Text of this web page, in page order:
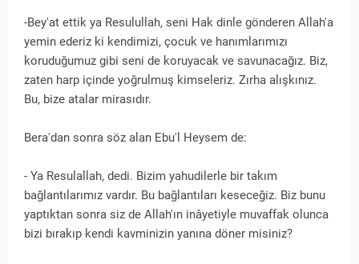
-Bey'at ettik ya Resulullah, seni Hak dinle gönderen Allah'a
yemin ederiz ki kendimizi, çocuk ve hanımlarımızı
koruduğumuz gibi seni de koruyacak ve savunacağız. Biz,
zaten harp içinde yoğrulmuş kimseleriz. Zırha alışkınız.
Bu, bize atalar mirasıdır.
Bera'dan sonra söz alan Ebu'l Heysem de:
- Ya Resulallah, dedi. Bizim yahudilerle bir takım
bağlantılarımız vardır. Bu bağlantıları keseceğiz. Biz bunu
yaptıktan sonra siz de Allah'ın inâyetiyle muvaffak olunca
bizi bırakıp kendi kavminizin yanına döner misiniz?